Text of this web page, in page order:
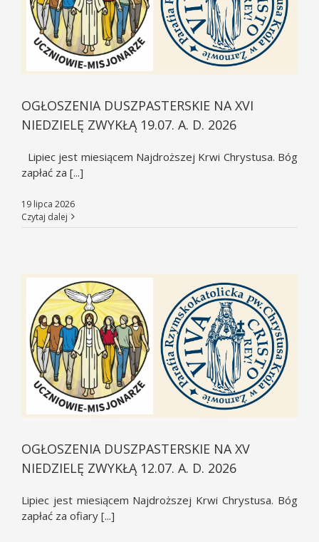
OGŁOSZENIA DUSZPASTERSKIE NA XVI
NIEDZIELĘ ZWYKŁĄ 19.07. A. D. 2026
Lipiec jest miesiącem Najdroższej Krwi Chrystusa. Bóg
zapłać za [...]
19 lipca 2026
Czytaj dalej
OGŁOSZENIA DUSZPASTERSKIE NA XV
NIEDZIELĘ ZWYKŁĄ 12.07. A. D. 2026
Lipiec jest miesiącem Najdroższej Krwi Chrystusa. Bóg
zapłać za ofiary [...]